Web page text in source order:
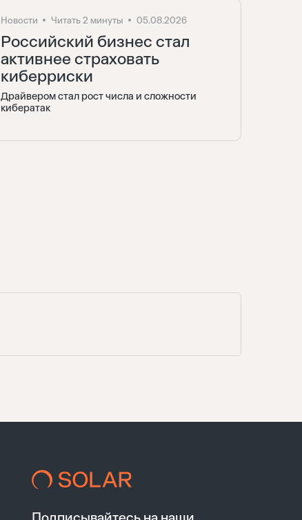
Новости Читать 2 минуты 05.08.2026
Российский бизнес стал
активнее страховать
киберриски
Драйвером стал рост числа и сложности
кибератак